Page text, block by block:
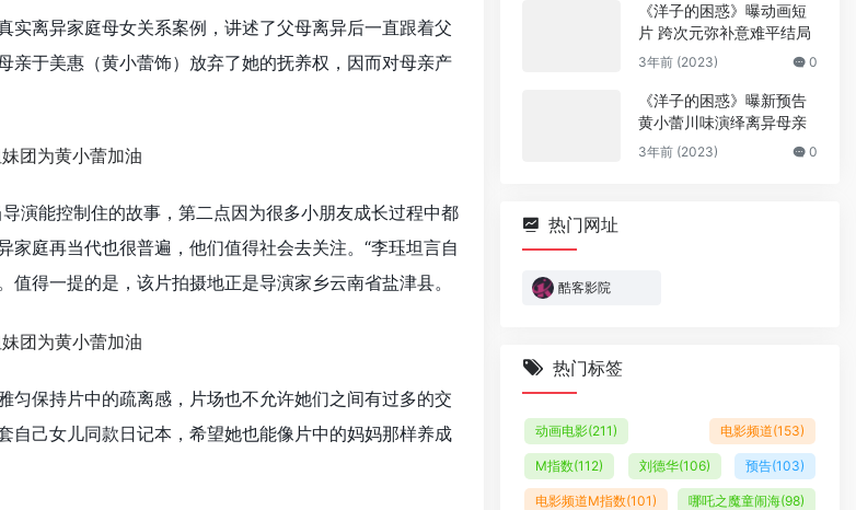
实离异家庭母女关系案例，讲述了父母离异后一直跟着父
亲于美惠（黄小蕾饰）放弃了她的抚养权，因而对母亲产
演能控制住的故事，第二点因为很多小朋友成长过程中都
庭再当代也很普遍，他们值得社会去关注。“李珏坦言自
得一提的是，该片拍摄地正是导演家乡云南省盐津县。
匀保持片中的疏离感，片场也不允许她们之间有过多的交
自己女儿同款日记本，希望她也能像片中的妈妈那样养成
《洋子的困惑》曝动画短
片 跨次元弥补意难平结局
3年前 (2023) 0
《洋子的困惑》曝新预告
黄小蕾川味演绎离异母亲
3年前 (2023) 0
热门网址
酷客影院
热门标签
动画电影(211) 电影频道(153)
M指数(112) 刘德华(106) 预告(103)
电影频道M指数(101) 哪吒之魔童闹海(98)